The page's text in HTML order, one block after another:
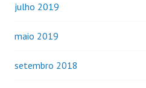
julho 2019
maio 2019
setembro 2018